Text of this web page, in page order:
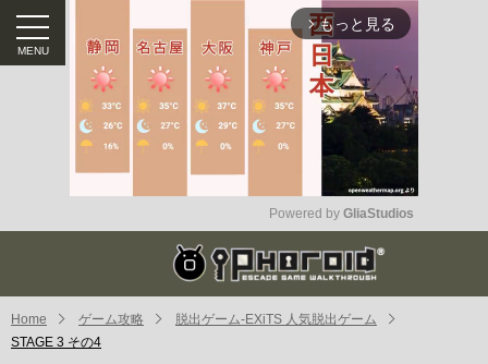
arrow_forward_ios もっと見る
Mute
Powered by GliaStudios
Home ゲーム攻略
脱出ゲーム-EXiTS 人気脱出ゲーム
STAGE 3 その4